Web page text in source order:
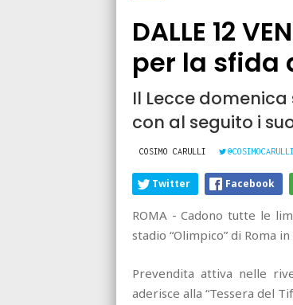
DALLE 12
per la sfida
Il Lecce
con al seguito i
COSIMO CARULLI @COSIMOCARULLI
Twitter Facebook
ROMA - Cadono tutte le
stadio “Olimpico” di Roma
Prevendita attiva nelle
aderisce alla “Tessera del